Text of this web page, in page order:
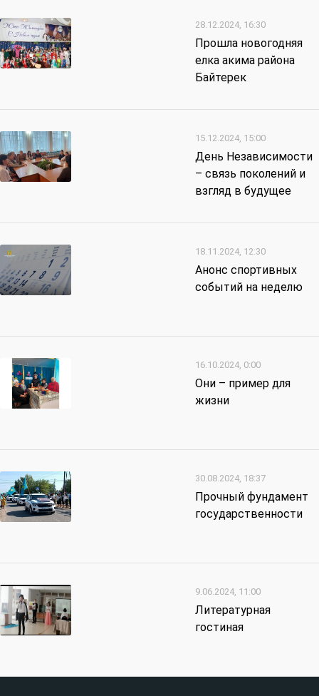
28.12.2024, 16:30
Прошла новогодняя
елка акима района
Байтерек
15.12.2024, 15:00
День Независимости
– связь поколений и
взгляд в будущее
18.11.2024, 12:30
Анонс спортивных
событий на неделю
16.10.2024, 0:00
Они – пример для
жизни
30.08.2024, 18:37
Прочный фундамент
государственности
9.06.2024, 11:00
Литературная
гостиная